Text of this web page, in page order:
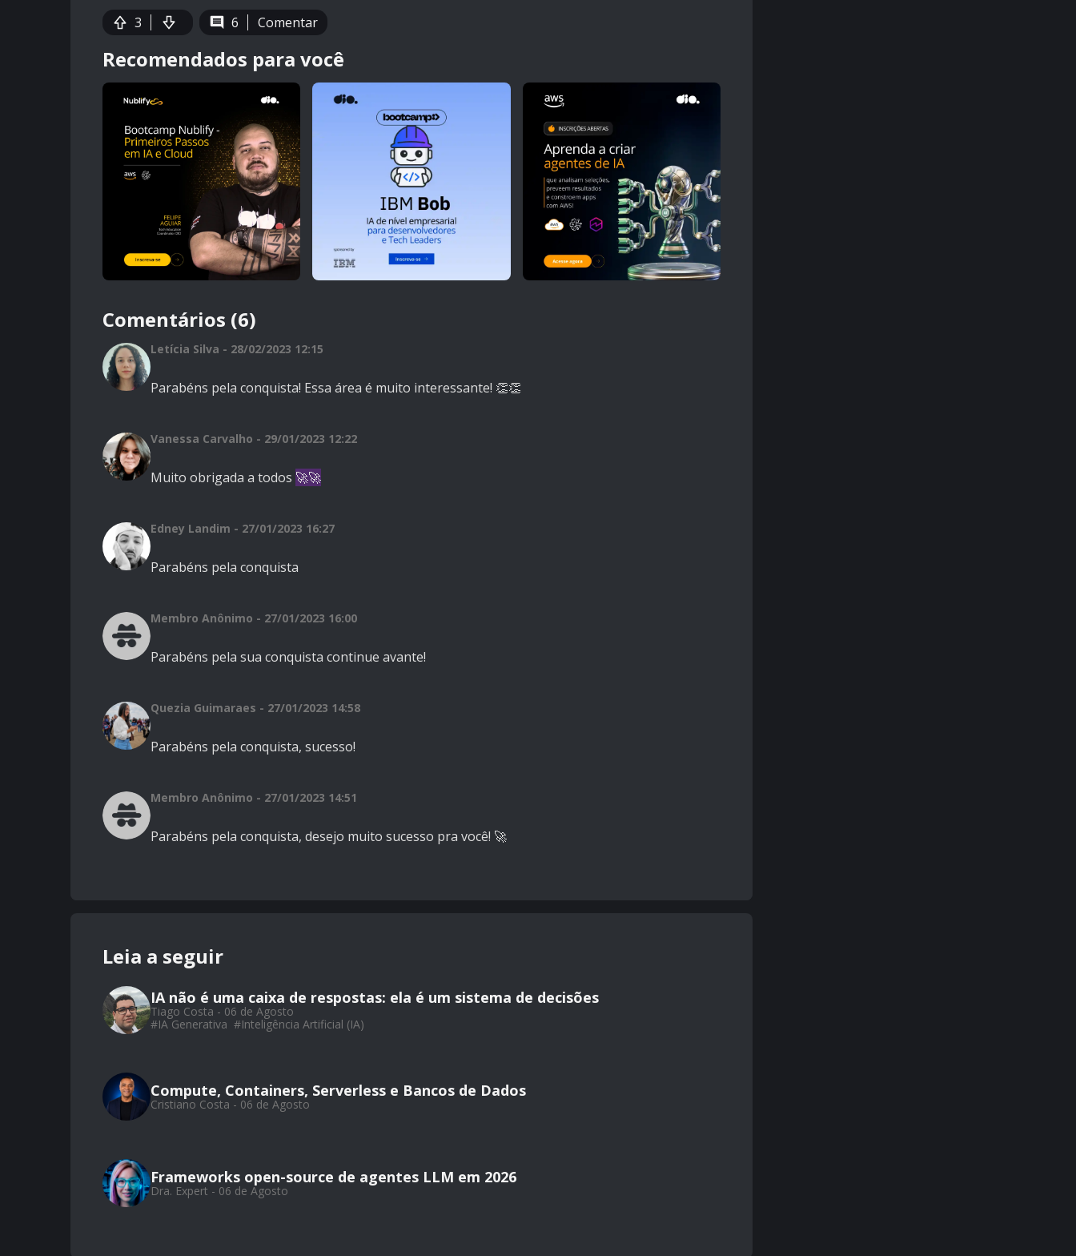
3 6 Comentar
Recomendados para você
Comentários (6)
Letícia Silva - 28/02/2023 12:15
Parabéns pela conquista! Essa área é muito interessante! 👏👏
Vanessa Carvalho - 29/01/2023 12:22
Muito obrigada a todos 🚀🚀
Edney Landim - 27/01/2023 16:27
Parabéns pela conquista
Membro Anônimo - 27/01/2023 16:00
Parabéns pela sua conquista continue avante!
Quezia Guimaraes - 27/01/2023 14:58
Parabéns pela conquista, sucesso!
Membro Anônimo - 27/01/2023 14:51
Parabéns pela conquista, desejo muito sucesso pra você! 🚀
Leia a seguir
IA não é uma caixa de respostas: ela é um sistema de decisões
Tiago Costa - 06 de Agosto
#IA Generativa #Inteligência Artificial (IA)
Compute, Containers, Serverless e Bancos de Dados
Cristiano Costa - 06 de Agosto
Frameworks open-source de agentes LLM em 2026
Dra. Expert - 06 de Agosto